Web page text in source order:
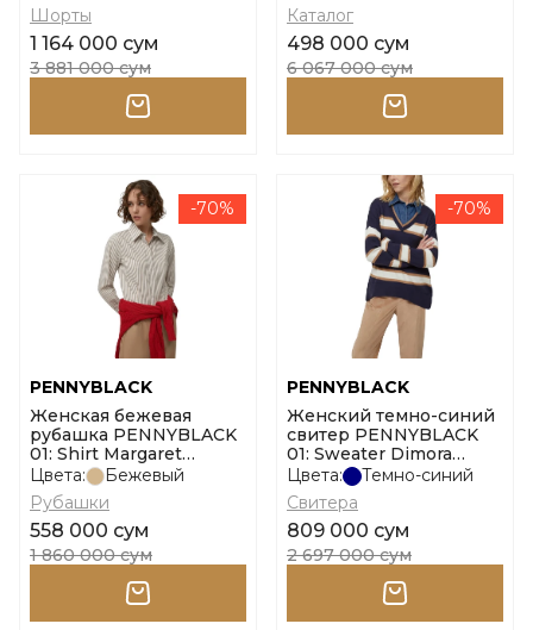
Шорты
1 164 000 сум
3 881 000 сум
Каталог
498 000 сум
6 067 000 сум
-70%
PENNYBLACK
Женская бежевая
рубашка PENNYBLACK
01: Shirt Margaret
размер 40
Цвета:
Бежевый
Рубашки
558 000 сум
1 860 000 сум
-70%
PENNYBLACK
Женский темно-синий
свитер PENNYBLACK
01: Sweater Dimora
размер m
Цвета:
Темно-синий
Свитера
809 000 сум
2 697 000 сум